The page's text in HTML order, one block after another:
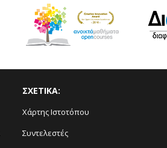
ΣΧΕΤΙΚΑ:
Χάρτης Ιστοτόπου
Συντελεστές